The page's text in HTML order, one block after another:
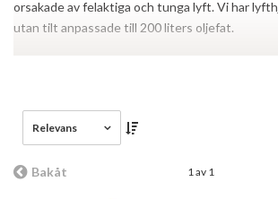
orsakade av felaktiga och tunga lyft. Vi har
utan tilt anpassade till 200 liters oljefat.
Relevans
Bakåt 1 av 1